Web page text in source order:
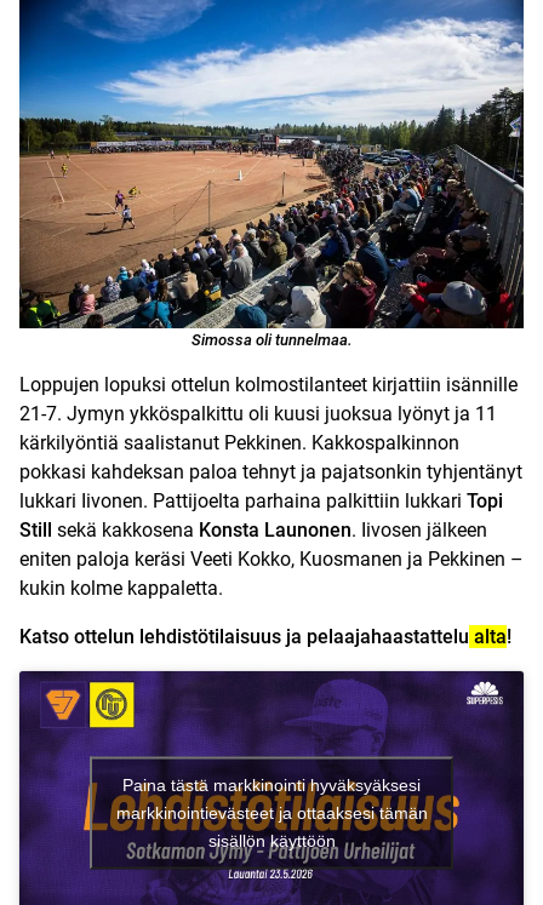
Simossa oli tunnelmaa.
Loppujen lopuksi ottelun kolmostilanteet kirjattiin isännille
21-7. Jymyn ykköspalkittu oli kuusi juoksua lyönyt ja 11
kärkilyöntiä saalistanut Pekkinen. Kakkospalkinnon
pokkasi kahdeksan paloa tehnyt ja pajatsonkin tyhjentänyt
lukkari Iivonen. Pattijoelta parhaina palkittiin lukkari Topi
Still
sekä kakkosena Konsta Launonen. Iivosen jälkeen
eniten paloja keräsi Veeti Kokko, Kuosmanen ja Pekkinen –
kukin kolme kappaletta.
Katso ottelun lehdistötilaisuus ja pelaajahaastattelu alta!
Paina tästä markkinointi hyväksyäksesi
markkinointievästeet ja ottaaksesi tämän
sisällön käyttöön